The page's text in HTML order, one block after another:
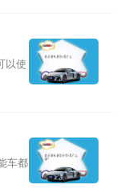
以使
车都